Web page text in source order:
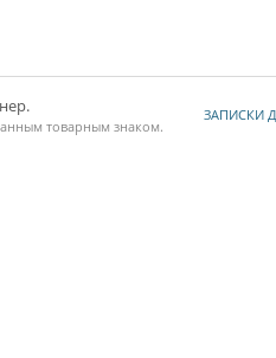
ЗАПИСКИ
товарным знаком.